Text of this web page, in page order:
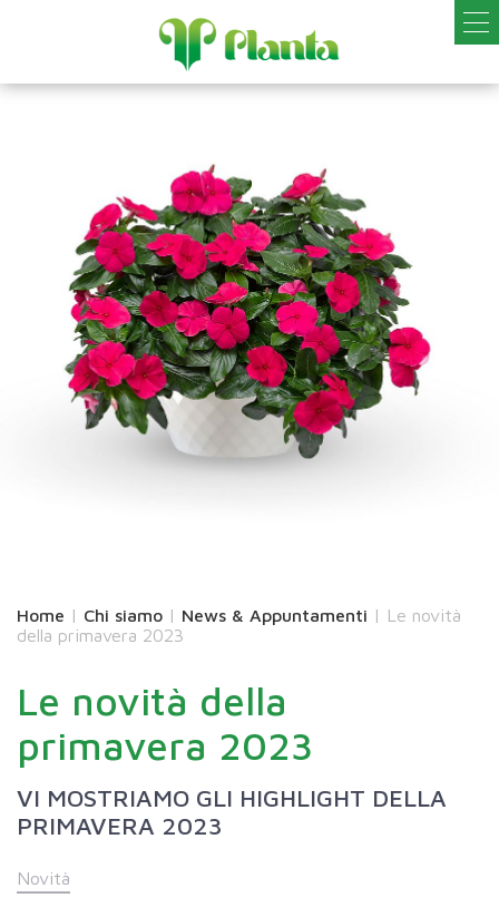
Home | Chi siamo | News & Appuntamenti | Le novità
della primavera 2023
Le novità della
primavera 2023
VI MOSTRIAMO GLI HIGHLIGHT DELLA
PRIMAVERA 2023
Novità